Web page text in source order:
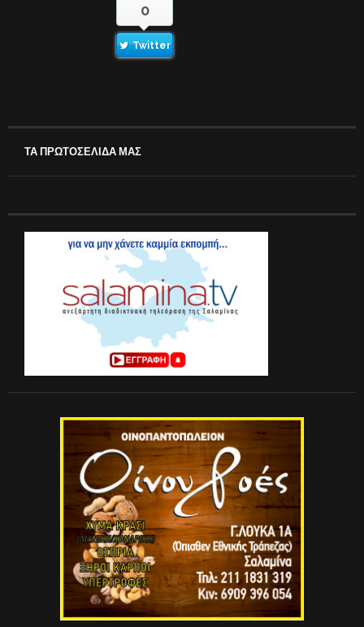
0
Twitter
ΤΑ ΠΡΩΤΟΣΕΛΙΔΑ ΜΑΣ